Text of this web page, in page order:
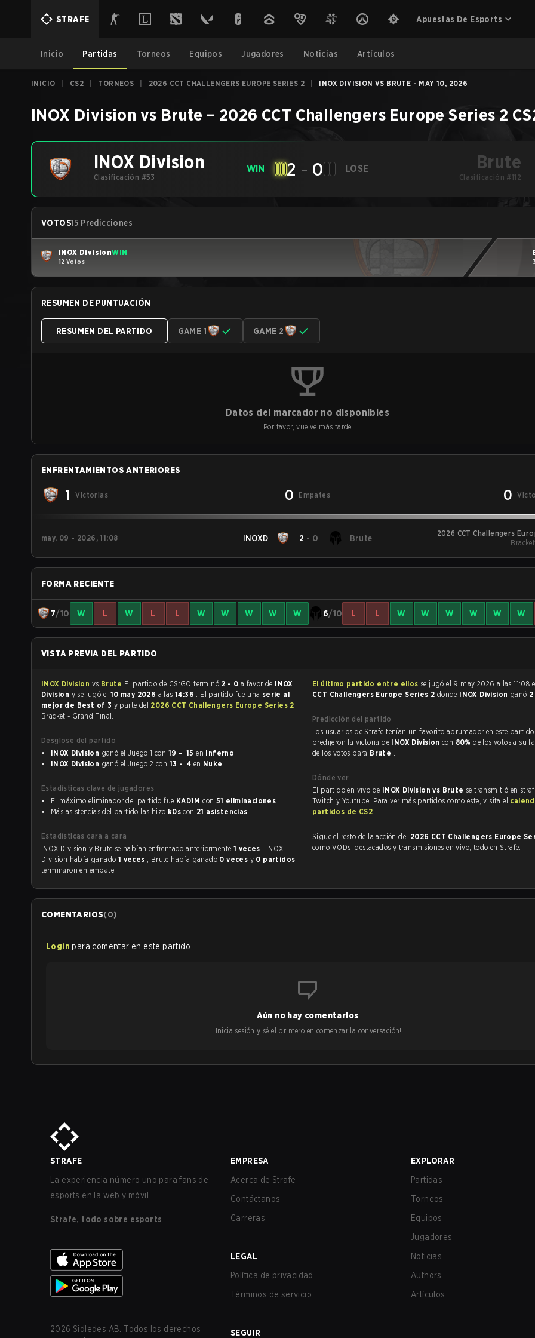
STRAFE Apuestas De Esports
Inicio Partidas Torneos Equipos Jugadores Noticias Artículos
INICIO CS2 TORNEOS 2026 CCT CHALLENGERS EUROPE SERIES 2 INOX DIVISION VS BRUTE - MAY 10, 2026
INOX Division vs Brute – 2026 CCT Challengers Europe Series 2
INOX Division
Clasificación #53
WIN 2 - 0 LOSE Brute
Clasificación #112
VOTOS15 Predicciones
INOX DivisionWIN
12 Votos
RESUMEN DE PUNTUACIÓN
RESUMEN DEL PARTIDO GAME 1 GAME 2
Datos del marcador no disponibles
Por favor, vuelve más tarde
ENFRENTAMIENTOS ANTERIORES
1 Victorias 0 Empates 0
may. 09 - 2026, 11:08 INOXD 2 - 0 Brute
2026 CCT Challengers
FORMA RECIENTE
7/10 W L W L L W W W W W 6/10 L L W W W W W W
VISTA PREVIA DEL PARTIDO
INOX Division vs Brute El partido de CS:GO terminó 2 - 0 a favor de INOX
Division y se jugó el 10 may 2026 a las 14:36 . El partido fue una serie al
mejor de Best of 3 y parte del 2026 CCT Challengers Europe Series 2
Bracket - Grand Final.
Desglose del partido
INOX Division
ganó el Juego 1 con 19 - 15 en Inferno
INOX Division
ganó el Juego 2 con 13 - 4 en Nuke
Estadísticas clave de jugadores
El máximo eliminador del partido fue KAD1M con 51 eliminaciones.
Más asistencias del partido las hizo k0scon 21 asistencias.
Estadísticas cara a cara
INOX Division y Brute se habían enfrentado anteriormente 1 veces . INOX
Division había ganado 1 veces , Brute había ganado 0 veces y 0 partidos
terminaron en empate.
El último partido entre ellos se jugó el 9 may 2026 a las 11:08
CCT Challengers Europe Series 2 donde INOX Division ganó
Predicción del partido
Los usuarios de Strafe tenían un favorito abrumador en este partido, y
predijeron la victoria de INOX Division con 80%de los votos a su
de los votos para Brute .
Dónde ver
El partido en vivo de INOX Division vs Brute se transmitió en
Twitch y Youtube. Para ver más partidos como este, visita el
partidos de CS2 .
Sigue el resto de la acción del 2026 CCT Challengers Europe
como VODs, destacados y transmisiones en vivo, todo en Strafe.
COMENTARIOS(0)
Login para comentar en este partido
Aún no hay comentarios
¡Inicia sesión y sé el primero en comenzar la conversación!
STRAFE
La experiencia número uno para fans de
esports en la web y móvil.
Strafe, todo sobre esports
2026 Sidledes AB. Todos los derechos
EMPRESA
Acerca de Strafe
Contáctanos
Carreras
LEGAL
Política de privacidad
Términos de servicio
SEGUIR
EXPLORAR
Partidas
Torneos
Equipos
Jugadores
Noticias
Authors
Artículos